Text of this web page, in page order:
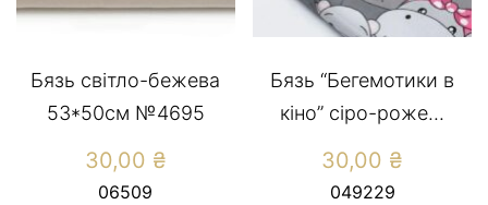
Бязь світло-бежева
53*50см №4695
30,00 ₴
06509
Бязь “Бегемотики в
кіно” сіро-роже...
30,00 ₴
049229